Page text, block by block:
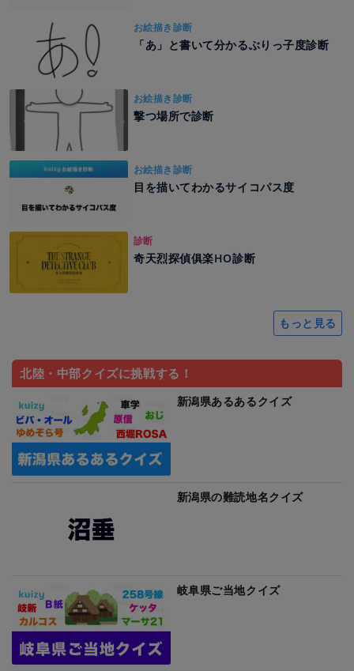
お絵描き診断
「あ」と書いて分かるぶりっ子度診断
お絵描き診断
撃つ場所で診断
お絵描き診断
目を描いてわかるサイコパス度
診断
奇天烈探偵俱楽HO診断
もっと見る
北陸・中部クイズに挑戦する！
新潟県あるあるクイズ
新潟県の難読地名クイズ
岐阜県ご当地クイズ